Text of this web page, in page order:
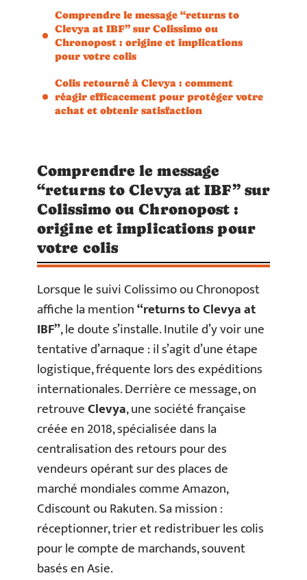
Comprendre le message “returns to
Clevya at IBF” sur Colissimo ou
Chronopost : origine et implications
pour votre colis
Colis retourné à Clevya : comment
réagir efficacement pour protéger votre
achat et obtenir satisfaction
Comprendre le message
“returns to Clevya at IBF” sur
Colissimo ou Chronopost :
origine et implications pour
votre colis
Lorsque le suivi Colissimo ou Chronopost
affiche la mention“returns to Clevya at
IBF”, le doute s’installe. Inutile d’y voir une
tentative d’arnaque : il s’agit d’une étape
logistique, fréquente lors des expéditions
internationales. Derrière ce message, on
retrouveClevya, une société française
créée en 2018, spécialisée dans la
centralisation des retours pour des
vendeurs opérant sur des places de
marché mondiales comme Amazon,
Cdiscount ou Rakuten. Sa mission :
réceptionner, trier et redistribuer les colis
pour le compte de marchands, souvent
basés en Asie.